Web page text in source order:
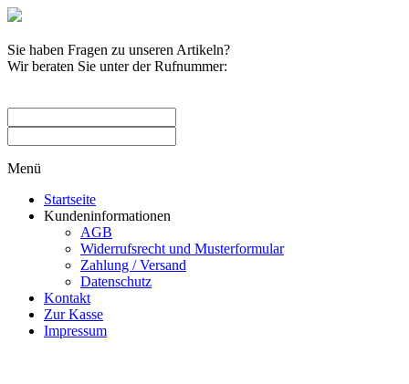
Sie haben Fragen zu unseren Artikeln?
Wir beraten Sie unter der Rufnummer:
Menü
Startseite
Kundeninformationen
AGB
Widerrufsrecht und Musterformular
Zahlung / Versand
Datenschutz
Kontakt
Zur Kasse
Impressum